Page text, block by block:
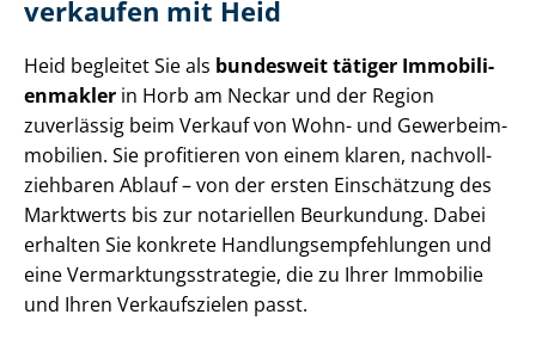
verkaufen mit Heid
Heid begleitet Sie als bundesweit tätiger Im­mo­bi­li­
en­mak­ler in Horb am Neckar und der Region
zuverlässig beim Verkauf von Wohn- und Ge­wer­be­im­
mo­bi­li­en. Sie profitieren von einem klaren, nach­voll­
zieh­ba­ren Ablauf – von der ersten Einschätzung des
Marktwerts bis zur notariellen Beurkundung. Dabei
erhalten Sie konkrete Hand­lungs­emp­feh­lun­gen und
eine Ver­mark­tungs­stra­te­gie, die zu Ihrer Immobilie
und Ihren Verkaufszielen passt.